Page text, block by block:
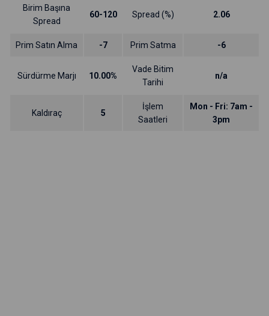
Birim Başına
Spread
60-120 Spread (%) 2.06
Prim Satın Alma -7 Prim Satma -6
Sürdürme Marjı 10.00%
Vade Bitim
Tarihi
n/a
Kaldıraç 5
İşlem
Saatleri
Mon - Fri: 7am -
3pm